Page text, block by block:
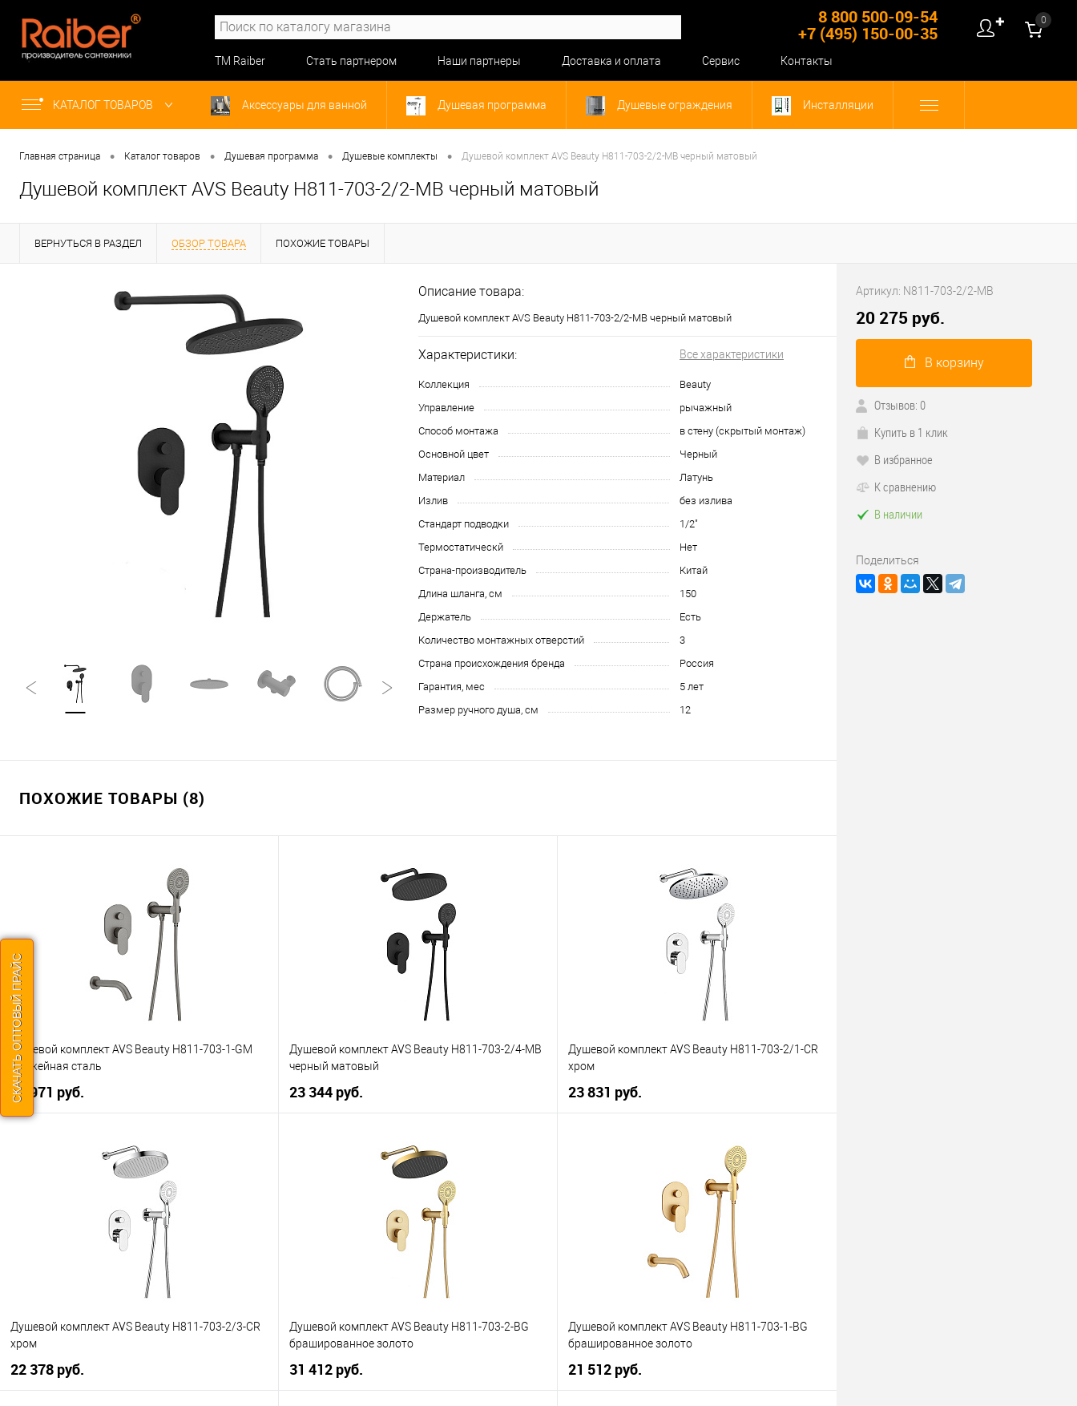
8 800 500-09-54
+7 (495) 150-00-35
ТМ Raiber Стать партнером Наши партнеры Доставка и оплата Сервис Контакты
✚ 0
КАТАЛОГ ТОВАРОВ Аксессуары для ванной Душевая программа Душевые ограждения Инсталляции
Главная страница • Каталог товаров • Душевая программа • Душевые комплекты • Душевой комплект AVS Beauty Н811-703-2/2-MB черный матовый
Душевой комплект AVS Beauty Н811-703-2/2-MB черный матовый
ВЕРНУТЬСЯ В РАЗДЕЛ ОБЗОР ТОВАРА ПОХОЖИЕ ТОВАРЫ
Описание товара:
Душевой комплект AVS Beauty Н811-703-2/2-MB черный матовый
Характеристики: Все характеристики
Коллекция
Beauty
Управление
рычажный
Способ монтажа
в стену (скрытый монтаж)
Основной цвет
Черный
Материал
Латунь
Излив
без излива
Стандарт подводки
1/2"
Термостатическй
Нет
Страна-производитель
Китай
Длина шланга, см
150
Держатель
Есть
Количество монтажных отверстий
3
Страна происхождения бренда
Россия
Гарантия, мес
5 лет
Размер ручного душа, см
12
ПОХОЖИЕ ТОВАРЫ (8)
Душевой комплект AVS Beauty Н811-703-1-GM
оружейная сталь
21 971 руб.
К сравнению
В наличии
Душевой комплект AVS Beauty Н811-703-2/4-MB
черный матовый
23 344 руб.
К сравнению
В наличии
Душевой комплект AVS Beauty Н811-703-2/1-CR
хром
23 831 руб.
К сравнению
В наличии
Душевой комплект AVS Beauty Н811-703-2/3-CR
хром
22 378 руб.
Душевой комплект AVS Beauty Н811-703-2-BG
брашированное золото
31 412 руб.
Душевой комплект AVS Beauty Н811-703-1-BG
брашированное золото
21 512 руб.
Артикул: N811-703-2/2-MB
20 275 руб.
В корзину
Отзывов: 0
Купить в 1 клик
В избранное
К сравнению
В наличии
Поделиться
СКАЧАТЬ ОПТОВЫЙ ПРАЙС